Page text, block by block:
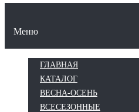
Меню
ГЛАВНАЯ
КАТАЛОГ
ВЕСНА-ОСЕНЬ
ВСЕСЕЗОННЫЕ